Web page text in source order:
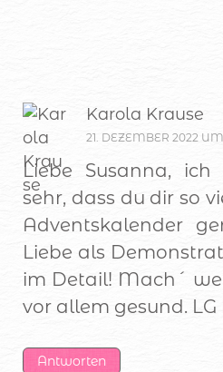
Karola Krause
21. DEZEMBER 2022
Liebe Susanna,
sehr, dass du dir so
Adventskalender
Liebe als
im Detail! Mach´
vor allem gesund. LG
Antworten